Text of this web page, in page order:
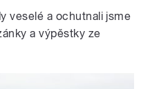
veselé a ochutnali jsme
a výpěstky ze